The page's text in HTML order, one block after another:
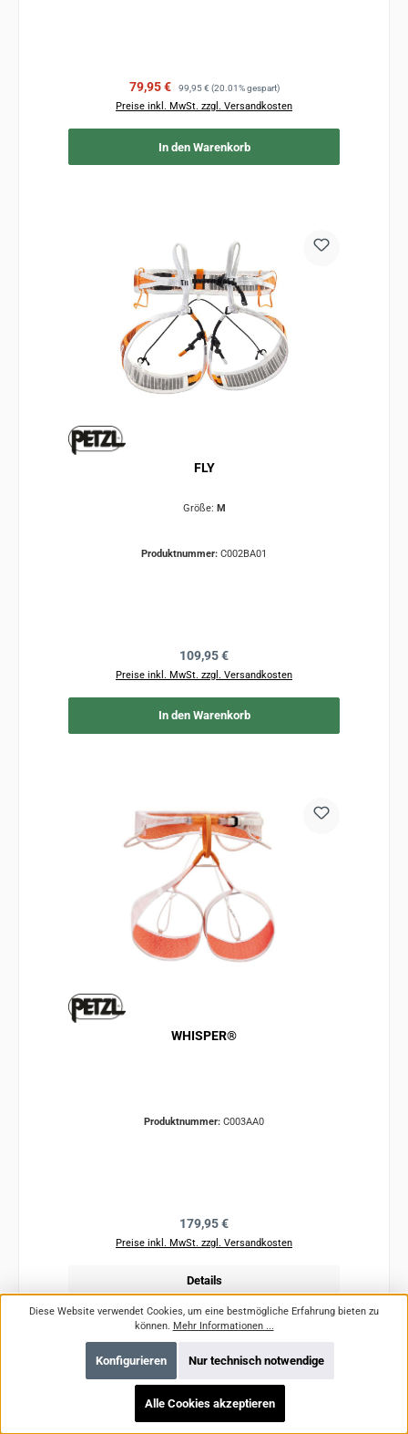
Verkaufspreis:
79,95 € Regulärer Preis:
99,95 € (20.01% gespart)
Preise inkl. MwSt. zzgl. Versandkosten
In den Warenkorb
FLY
Größe: M
Produktnummer: C002BA01
Regulärer Preis:
109,95 €
Preise inkl. MwSt. zzgl. Versandkosten
In den Warenkorb
WHISPER®
Produktnummer: C003AA0
Regulärer Preis:
179,95 €
Preise inkl. MwSt. zzgl. Versandkosten
Details
Diese Website verwendet Cookies, um eine bestmögliche Erfahrung bieten zu
können. Mehr Informationen ...
Nur technisch notwendige
Konfigurieren
Alle Cookies akzeptieren